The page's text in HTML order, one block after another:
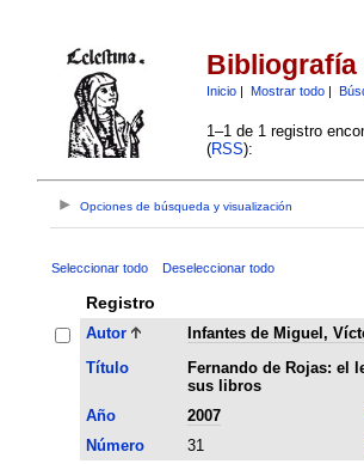
Inicio| Mostrar todo|
1–1 de 1 registro
(RSS):
Opciones de búsqueda y visualización
Seleccionar todo Deseleccionar todo
Registro
Autor
Infantes de Miguel,
Título
Fernando de Rojas: el
sus libros
Año
2007
Número
31